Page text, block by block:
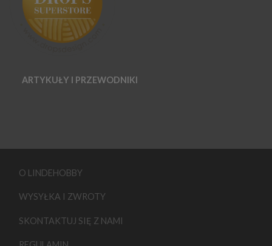
ARTYKUŁY I PRZEWODNIKI
O LINDEHOBBY
WYSYŁKA I ZWROTY
SKONTAKTUJ SIĘ Z NAMI